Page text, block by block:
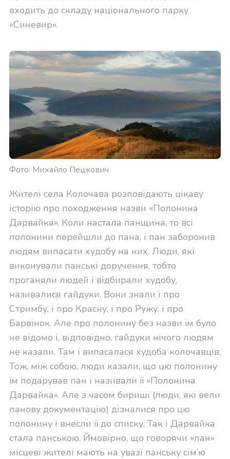
входить до складу національного парку
«Синевир».
Фото: Михайло Пецкович
Жителі села Колочава розповідають цікаву
історію про походження назви «Полонина
Дарвайка». Коли настала панщина, то всі
полонини перейшли до пана, і пан заборонив
людям випасати худобу на них. Люди, які
виконували панські доручення, тобто
проганяли людей і відбирали худобу,
називалися гайдуки. Вони знали і про
Стримбу, і про Красну, і про Ружу, і про
Барвінок. Але про полонину без назви їм було
не відомо і, відповідно, гайдуки нічого людям
не казали. Там і випасалася худоба колочавців.
Тож, між собою, люди казали, що цю полонину
їм подарував пан і називали її «Полонина
Дарвайка». Але з часом бириші (люди, які вели
панову документацію) дізналися про цю
полонину і внесли її до списку. Так і Дарвайка
стала панською. Ймовірно, що говорячи «пан»
місцеві жителі мають на увазі панську сім’ю